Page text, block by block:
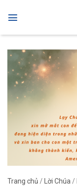
Trang chủ / Lời Chúa /